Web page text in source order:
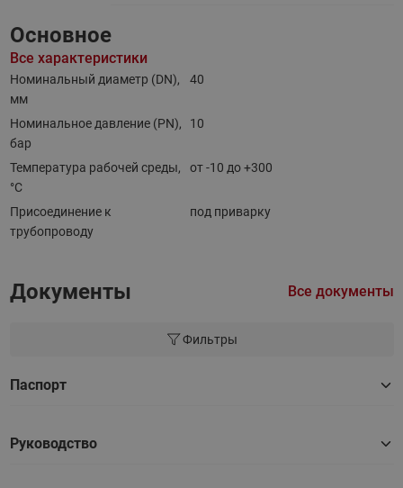
Основное
Все характеристики
Номинальный диаметр (DN),
мм
40
Номинальное давление (PN),
бар
10
Температура рабочей среды,
°С
от -10 до +300
Присоединение к
трубопроводу
под приварку
Документы Все документы
Фильтры
Паспорт
Руководство